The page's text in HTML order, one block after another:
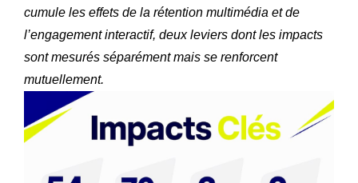
cumule les effets de la rétention multimédia et de
l’engagement interactif, deux leviers dont les impacts
sont mesurés séparément mais se renforcent
mutuellement.